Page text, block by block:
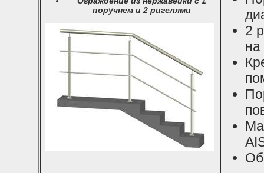
поручнем и 2 ригелями
2
на